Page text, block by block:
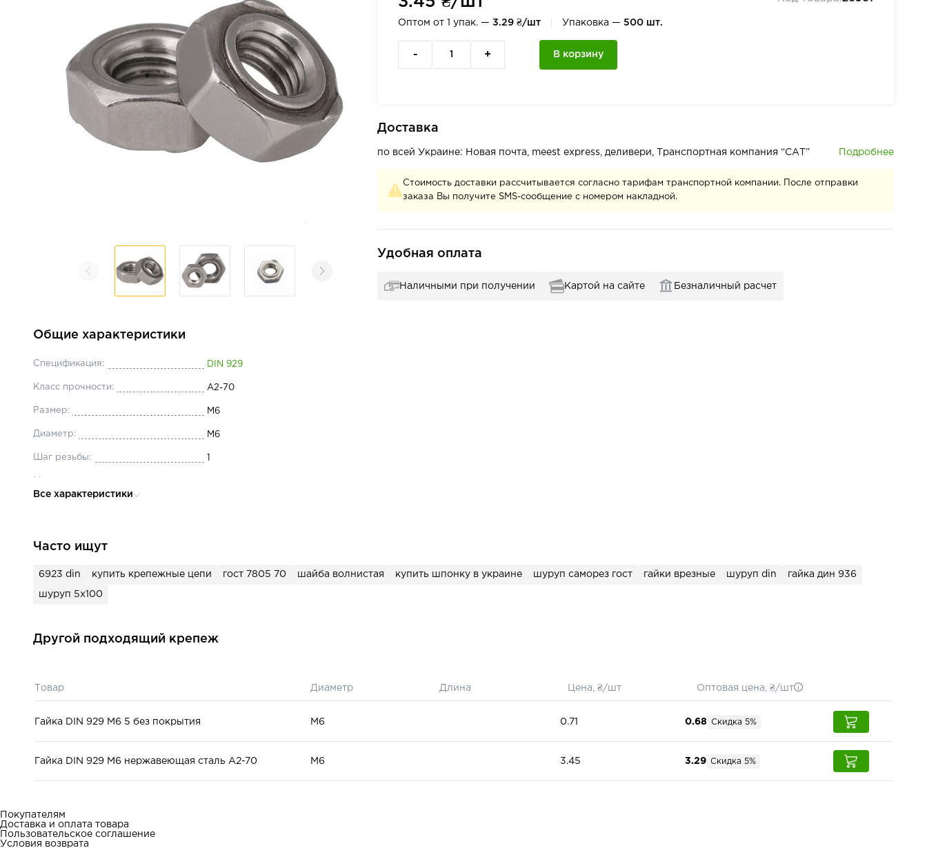
Оптом от 1 упак. —3.29 ₴/шт Упаковка —500 шт.
- + В корзину
Доставка
по всей Украине: Новая почта, meest express, деливери, Транспортная компания “САТ” Подробнее
Стоимость доставки рассчитывается согласно тарифам транспортной компании. После отправки
заказа Вы получите SMS-сообщение с номером накладной.
Удобная оплата
Наличными при получении Картой на сайте Безналичный расчет
Общие характеристики
Спецификация: DIN 929
Класс прочности: А2-70
Размер: М6
Диаметр: М6
Шаг резьбы:
Все характеристики
Часто ищут
6923 din купить крепежные цепи гост 7805 70 шайба волнистая купить шпонку в украине шуруп саморез гост гайки врезные шуруп din гайка дин 936
шуруп 5х100
Другой подходящий крепеж
Товар Диаметр Длина Цена, ₴/шт Оптовая цена, ₴/шт
Гайка DIN 929 М6 5 без покрытия М6 0.71 0.68 Скидка 5%
Гайка DIN 929 М6 нержавеющая сталь A2-70 М6 3.45 3.29 Скидка 5%
Покупателям
Доставка и оплата товара
Пользовательское соглашение
Условия возврата